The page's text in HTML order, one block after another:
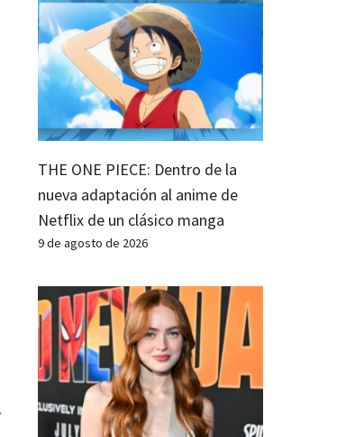
THE ONE PIECE: Dentro de la
nueva adaptación al anime de
Netflix de un clásico manga
9 de agosto de 2026